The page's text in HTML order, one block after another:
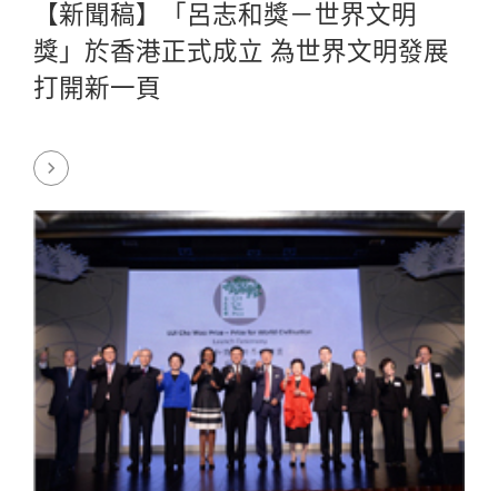
【新聞稿】「呂志和獎－世界文明
獎」於香港正式成立 為世界文明發展
打開新一頁